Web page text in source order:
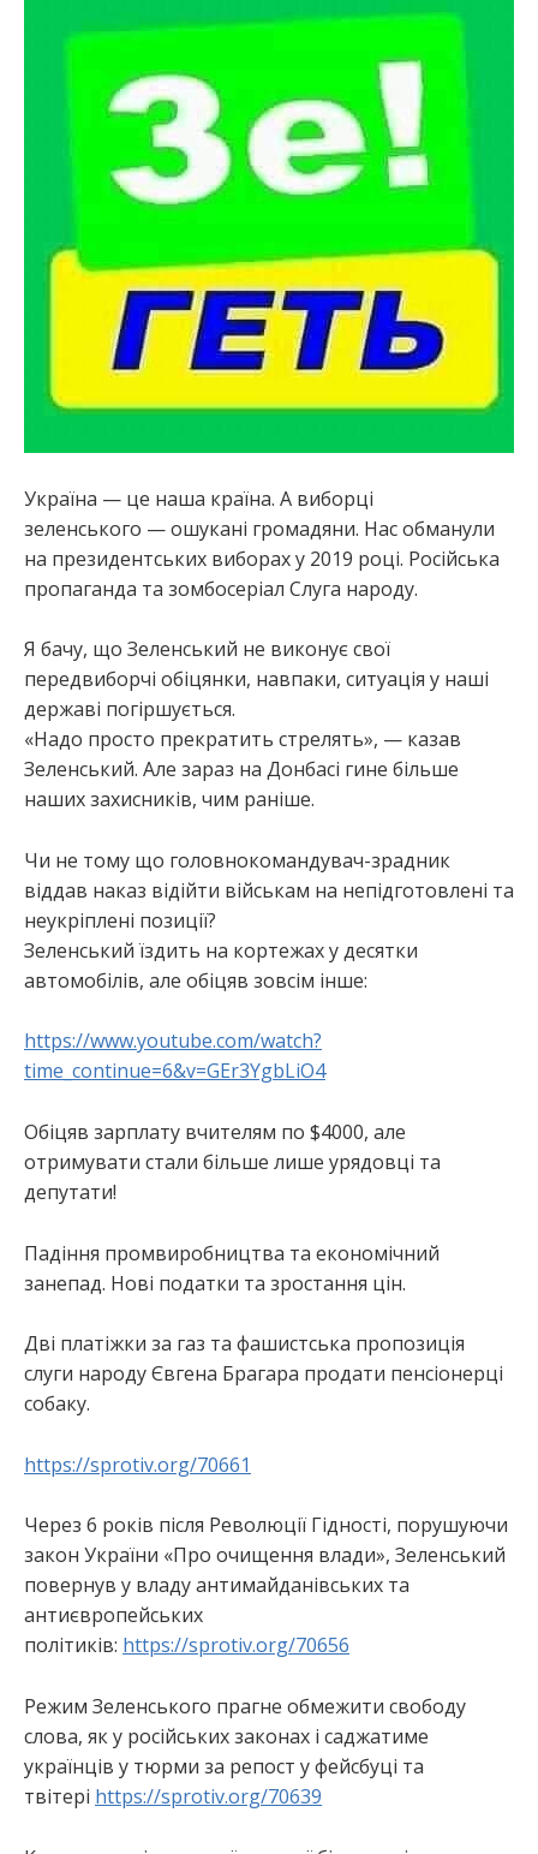
Україна — це наша країна. А виборці
зеленського — ошукані громадяни. Нас обманули
на президентських виборах у 2019 році. Російська
пропаганда та зомбосеріал Слуга народу.
Я бачу, що Зеленський не виконує свої
передвиборчі обіцянки, навпаки, ситуація у наші
державі погіршується.
«Надо просто прекратить стрелять», — казав
Зеленський. Але зараз на Донбасі гине більше
наших захисників, чим раніше.
Чи не тому що головнокомандувач-зрадник
віддав наказ відійти військам на непідготовлені та
неукріплені позиції?
Зеленський їздить на кортежах у десятки
автомобілів, але обіцяв зовсім інше:
https://www.youtube.com/watch?
time_continue=6&v=GEr3YgbLiO4
Обіцяв зарплату вчителям по $4000, але
отримувати стали більше лише урядовці та
депутати!
Падіння промвиробництва та економічний
занепад. Нові податки та зростання цін.
Дві платіжки за газ та фашистська пропозиція
слуги народу Євгена Брагара продати пенсіонерці
собаку.
https://sprotiv.org/70661
Через 6 років після Революції Гідності, порушуючи
закон України «Про очищення влади», Зеленський
повернув у владу антимайданівських та
антиєвропейських
політиків: https://sprotiv.org/70656
Режим Зеленського прагне обмежити свободу
слова, як у російських законах і саджатиме
українців у тюрми за репост у фейсбуці та
твітері https://sprotiv.org/70639